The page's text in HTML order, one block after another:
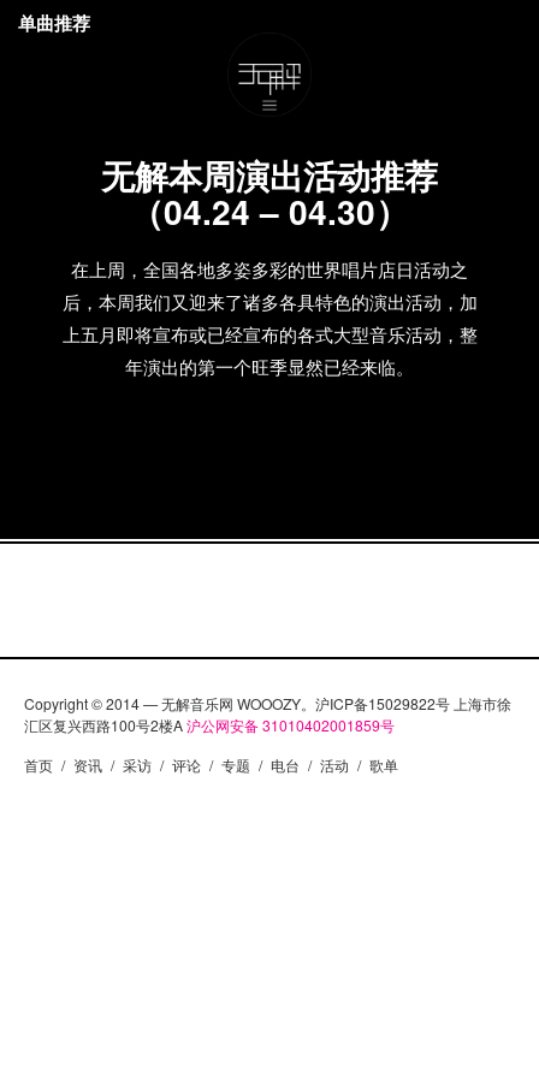
无解本周演出活动推荐
（04.24 – 04.30）
在上周，全国各地多姿多彩的世界唱片店日活动之
后，本周我们又迎来了诸多各具特色的演出活动，加
上五月即将宣布或已经宣布的各式大型音乐活动，整
年演出的第一个旺季显然已经来临。
单曲推荐
Copyright © 2014 — 无解音乐网 WOOOZY。沪ICP备15029822号 上海市徐
汇区复兴西路100号2楼A沪公网安备 31010402001859号
首页 / 资讯 / 采访 / 评论 / 专题 / 电台 / 活动 / 歌单